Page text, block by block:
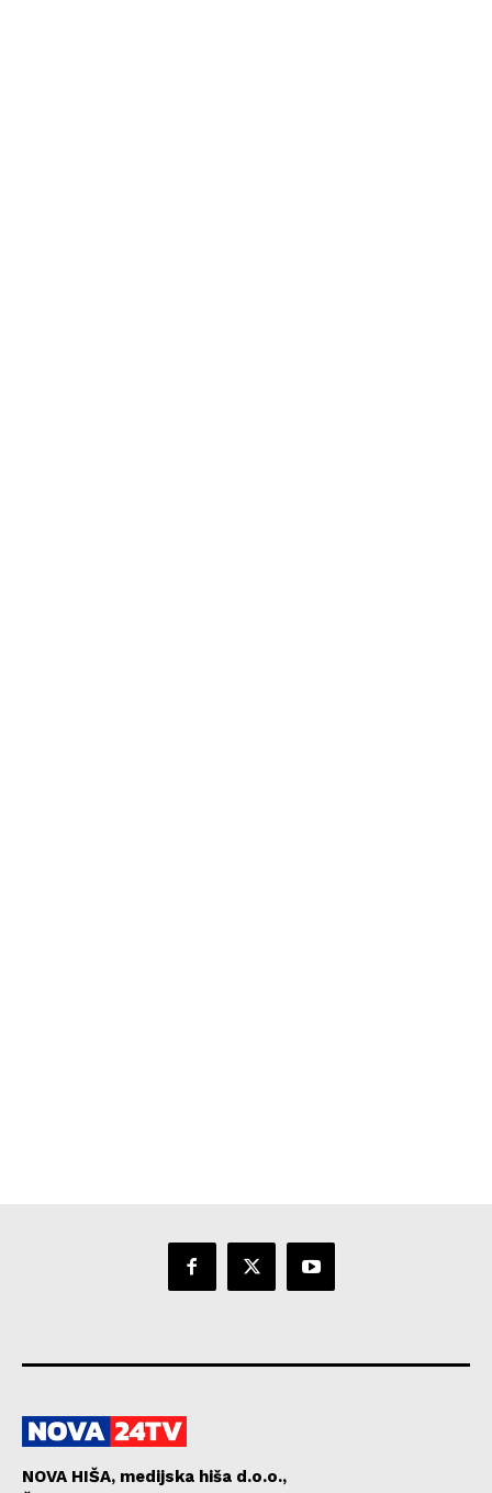
NOVA HIŠA, medijska hiša d.o.o.,